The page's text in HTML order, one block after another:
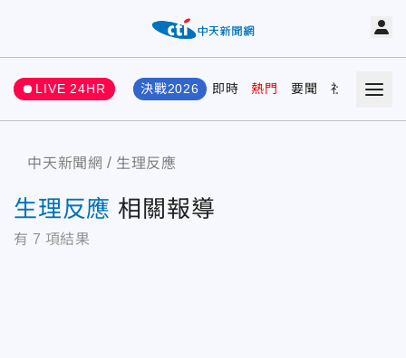
LIVE 24HR 決戰2026 即時 熱門 要聞 社會 娛樂
中天新聞網 生理反應
生理反應 相關報導
有 7 項結果